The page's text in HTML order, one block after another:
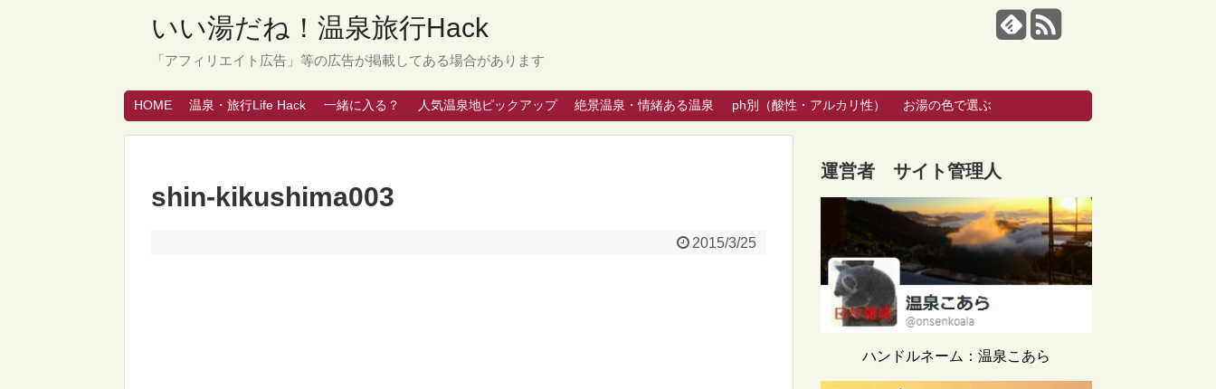
いい湯だね！温泉旅行Hack
「アフィリエイト広告」等の広告が掲載してある場合があります
HOME 温泉・旅行Life Hack 一緒に入る？ 人気温泉地ピックアップ 絶景温泉・情緒ある温泉 ph別（酸性・アルカリ性） お湯の色で選ぶ
shin-kikushima003
2015/3/25
運営者 サイト管理人
ハンドルネーム：温泉こあら